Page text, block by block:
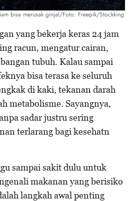
bisa merusak ginjal/Foto: Freepik/Stockking
yang bekerja keras 24 jam
racun, mengatur cairan,
tubuh. Kalau sampai
bisa terasa ke seluruh
di kaki, tekanan darah
metabolisme. Sayangnya,
sadar justru sering
terlarang bagi kesehatn
sampai sakit dulu untuk
makanan yang berisiko
langkah awal penting